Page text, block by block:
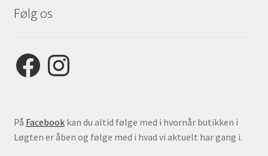
Følg os
FacebookInstagram
På Facebookkan du altid følge med i hvornår butikken i
Løgten er åben og følge med i hvad vi aktuelt har gang i.